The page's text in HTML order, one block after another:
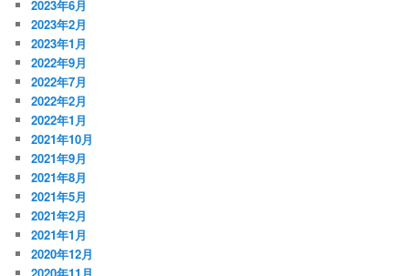
2023年6月
2023年2月
2023年1月
2022年9月
2022年7月
2022年2月
2022年1月
2021年10月
2021年9月
2021年8月
2021年5月
2021年2月
2021年1月
2020年12月